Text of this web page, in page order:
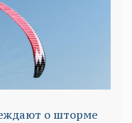
о шторме